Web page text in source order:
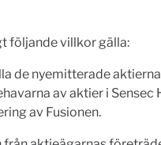
följande villkor gälla:
de nyemitterade
av aktier i
av Fusionen.